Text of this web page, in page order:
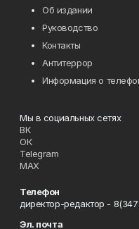
Об издании
Руководство
Контакты
Антитеррор
Информация о
Мы в социальных сетях
ВК
ОК
Telegram
MAX
Телефон
директор-редактор -
Эл. почта